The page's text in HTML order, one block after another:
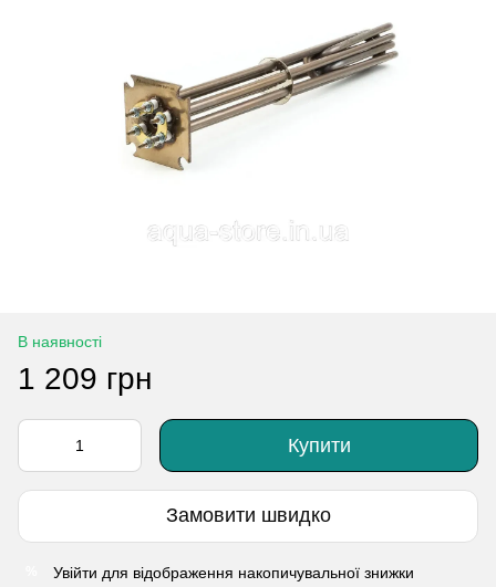
В наявності
1 209 грн
Купити
Замовити швидко
Увійти для відображення накопичувальної знижки